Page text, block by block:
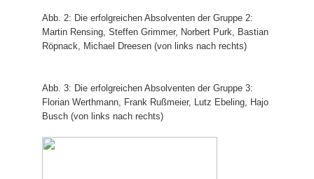
Abb. 2: Die erfolgreichen Absolventen der Gruppe 2:
Martin Rensing, Steffen Grimmer, Norbert Purk, Bastian
Röpnack, Michael Dreesen (von links nach rechts)
Abb. 3: Die erfolgreichen Absolventen der Gruppe 3:
Florian Werthmann, Frank Rußmeier, Lutz Ebeling, Hajo
Busch (von links nach rechts)